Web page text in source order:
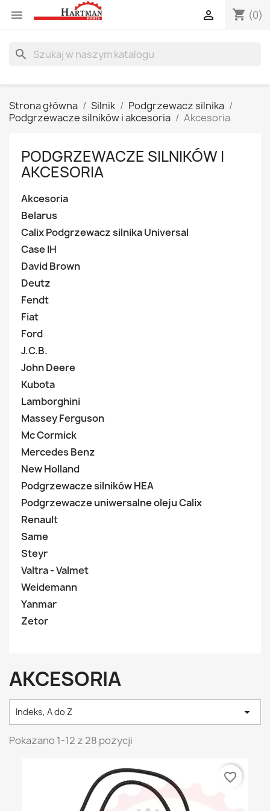
 shopping_cart (0)

search
Strona główna Silnik
Podgrzewacz silnika
Podgrzewacze silników i akcesoria
Akcesoria
PODGRZEWACZE SILNIKÓW I
AKCESORIA
Akcesoria
Belarus
Calix Podgrzewacz silnika Universal
Case IH
David Brown
Deutz
Fendt
Fiat
Ford
J.C.B.
John Deere
Kubota
Lamborghini
Massey Ferguson
Mc Cormick
Mercedes Benz
New Holland
Podgrzewacze silników HEA
Podgrzewacze uniwersalne oleju Calix
Renault
Same
Steyr
Valtra - Valmet
Weidemann
Yanmar
Zetor
AKCESORIA
Indeks, A do Z 
Pokazano 1-12 z 28 pozycji
favorite_border